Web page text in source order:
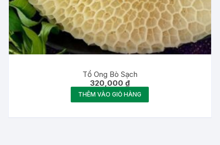
Tổ Ong Bò Sạch
320,000₫
THÊM VÀO GIỎ HÀNG